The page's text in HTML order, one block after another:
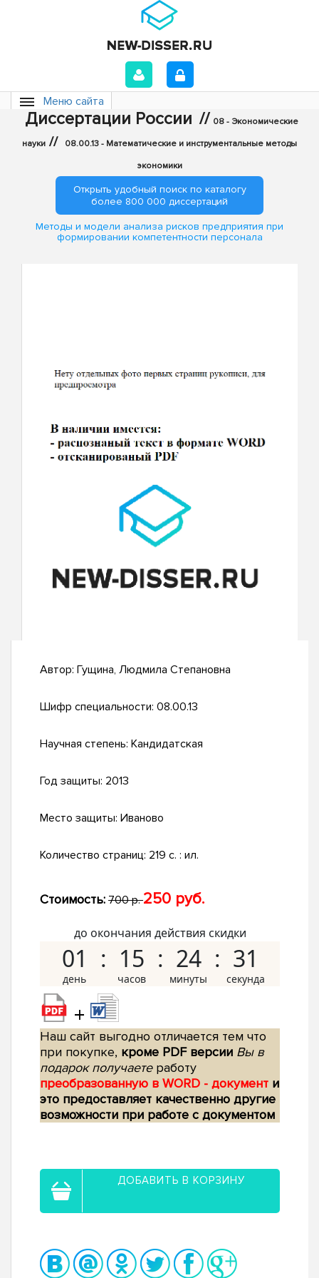
Меню сайта
Диссертации России // 08 - Экономические
науки // 08.00.13 - Математические и инструментальные методы
экономики
Открыть удобный поиск по каталогу
более 800 000 диссертаций
Методы и модели анализа рисков предприятия при
формировании компетентности персонала
Автор: Гущина, Людмила Степановна
Шифр специальности: 08.00.13
Научная степень: Кандидатская
Год защиты: 2013
Место защиты: Иваново
Количество страниц: 219 с. : ил.
Стоимость: 700 р.250 руб.
до окончания действия скидки
01 15 24 30
+
Наш сайт выгодно отличается тем что
при покупке, кроме PDF версии Вы в
подарок получаетеработу
преобразованную в WORD - документ и
это предоставляет качественно другие
возможности при работе с документом
ДОБАВИТЬ В КОРЗИНУ